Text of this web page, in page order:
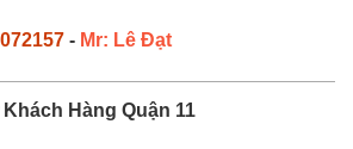
- Mr: Lê Đạt
Khách Hàng Quận 11